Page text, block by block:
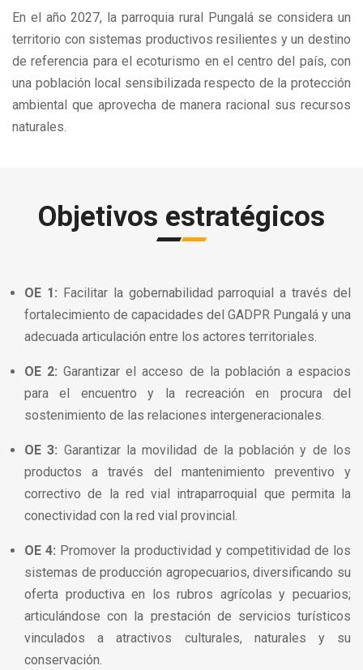
En el año 2027, la parroquia rural Pungalá se considera un
territorio con sistemas productivos resilientes y un destino
de referencia para el ecoturismo en el centro del país, con
una población local sensibilizada respecto de la protección
ambiental que aprovecha de manera racional sus recursos
naturales.
Objetivos estratégicos
OE 1: Facilitar la gobernabilidad parroquial a través del
fortalecimiento de capacidades del GADPR Pungalá y una
adecuada articulación entre los actores territoriales.
OE 2: Garantizar el acceso de la población a espacios
para el encuentro y la recreación en procura del
sostenimiento de las relaciones intergeneracionales.
OE 3: Garantizar la movilidad de la población y de los
productos a través del mantenimiento preventivo y
correctivo de la red vial intraparroquial que permita la
conectividad con la red vial provincial.
OE 4: Promover la productividad y competitividad de los
sistemas de producción agropecuarios, diversificando su
oferta productiva en los rubros agrícolas y pecuarios;
articulándose con la prestación de servicios turísticos
vinculados a atractivos culturales, naturales y su
conservación.